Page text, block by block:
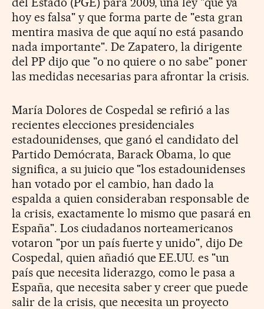
hoy es falsa" y que forma parte de "esta gran
mentira masiva de que aquí no está pasando
nada importante". De Zapatero, la dirigente
del PP dijo que "o no quiere o no sabe" poner
las medidas necesarias para afrontar la crisis.
María Dolores de Cospedal se refirió a las
recientes elecciones presidenciales
estadounidenses, que ganó el candidato del
Partido Demócrata, Barack Obama, lo que
significa, a su juicio que "los estadounidenses
han votado por el cambio, han dado la
espalda a quien consideraban responsable de
la crisis, exactamente lo mismo que pasará en
España". Los ciudadanos norteamericanos
votaron "por un país fuerte y unido", dijo De
Cospedal, quien añadió que EE.UU. es "un
país que necesita liderazgo, como le pasa a
España, que necesita saber y creer que puede
salir de la crisis, que necesita un proyecto